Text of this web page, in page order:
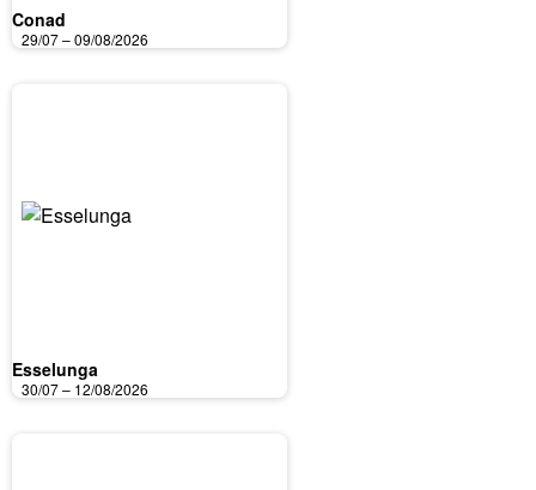
Conad
29/07 – 09/08/2026
Esselunga
30/07 – 12/08/2026